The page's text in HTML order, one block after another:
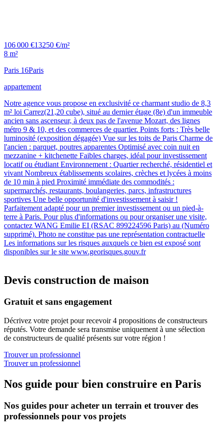
106 000 €13250 €/m²
8 m²
Paris 16Paris
appartement
Notre agence vous propose en exclusivité ce charmant studio de 8,3
m² loi Carrez(21,20 cube), situé au dernier étage (8e) d'un immeuble
ancien sans ascenseur, à deux pas de l'avenue Mozart, des lignes
métro 9 & 10, et des commerces de quartier. Points forts : Très belle
luminosité (exposition dégagée) Vue sur les toits de Paris Charme de
l'ancien : parquet, poutres apparentes Optimisé avec coin nuit en
mezzanine + kitchenette Faibles charges, idéal pour investissement
locatif ou étudiant Environnement : Quartier recherché, résidentiel et
vivant Nombreux établissements scolaires, crèches et lycées à moins
de 10 min à pied Proximité immédiate des commodités :
supermarchés, restaurants, boulangeries, parcs, infrastructures
sportives Une belle opportunité d'investissement à saisir !
Parfaitement adapté pour un premier investissement ou un pied-à-
terre à Paris. Pour plus d'informations ou pour organiser une visite,
contactez WANG Emilie EI (RSAC 899224596 Paris) au (Numéro
supprimé). Photo ne constitue pas une représentation contractuelle
Les informations sur les risques auxquels ce bien est exposé sont
disponibles sur le site www.georisques.gouv.fr
Devis construction de maison
Gratuit et sans engagement
Décrivez votre projet pour recevoir 4 propositions de constructeurs
réputés. Votre demande sera transmise uniquement à une sélection
de constructeurs de qualité présents sur votre région !
Trouver un professionnel
Trouver un professionnel
Nos guide pour bien construire en Paris
Nos guides pour acheter un terrain et trouver des
professionnels pour vos projets